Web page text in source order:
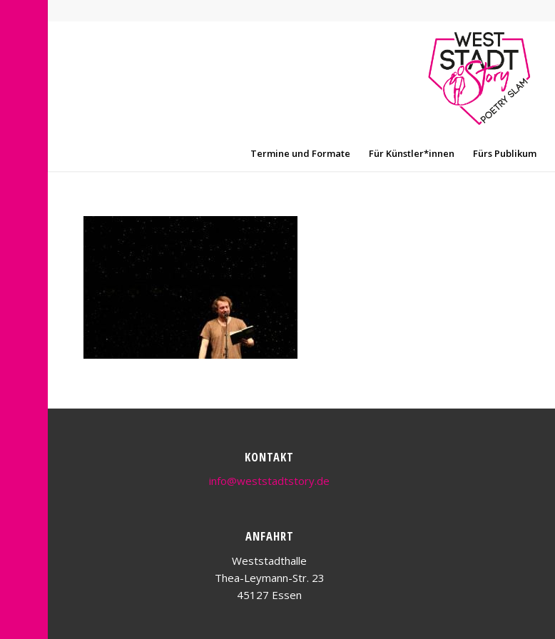
Termine und Formate Für Künstler*innen Fürs Publikum
KONTAKT
info@weststadtstory.de
ANFAHRT
Weststadthalle
Thea-Leymann-Str. 23
45127 Essen